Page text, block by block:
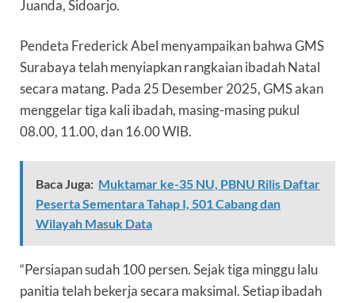
Juanda, Sidoarjo.
Pendeta Frederick Abel menyampaikan bahwa GMS
Surabaya telah menyiapkan rangkaian ibadah Natal
secara matang. Pada 25 Desember 2025, GMS akan
menggelar tiga kali ibadah, masing-masing pukul
08.00, 11.00, dan 16.00 WIB.
Baca Juga: Muktamar ke-35 NU, PBNU Rilis Daftar
Peserta Sementara Tahap I, 501 Cabang dan
Wilayah Masuk Data
“Persiapan sudah 100 persen. Sejak tiga minggu lalu
panitia telah bekerja secara maksimal. Setiap ibadah